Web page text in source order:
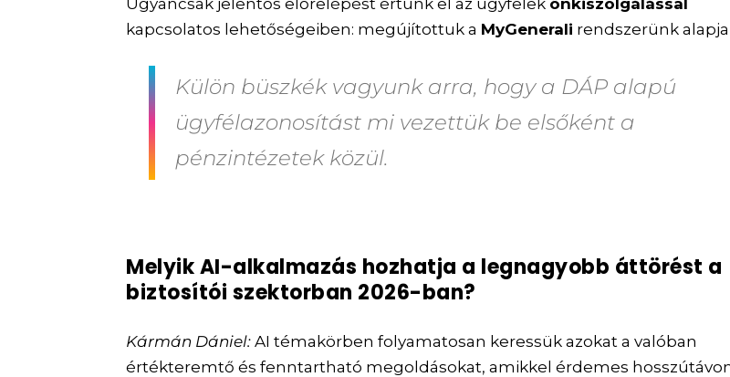
kapcsolatos lehetőségeiben: megújítottuk a MyGenerali rendszerünk
Külön büszkék vagyunk arra, hogy a DÁP alapú
ügyfélazonosítást mi vezettük be elsőként a
pénzintézetek közül.
Melyik AI-alkalmazás hozhatja a legnagyobb áttörést a
biztosítói szektorban 2026-ban?
Kármán Dániel: AI témakörben folyamatosan keressük azokat a valóban
értékteremtő és fenntartható megoldásokat, amikkel érdemes